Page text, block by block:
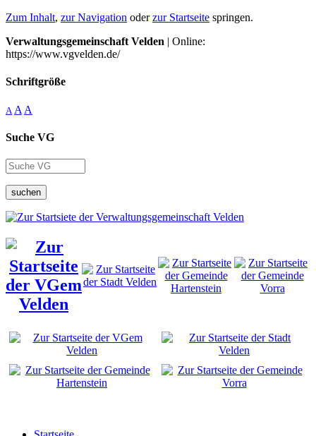
Zum Inhalt, zur Navigation oderzur Startseite springen.
Verwaltungsgemeinschaft Velden | Online:
https://www.vgvelden.de/
Schriftgröße
A A A
Suche VG
suchen